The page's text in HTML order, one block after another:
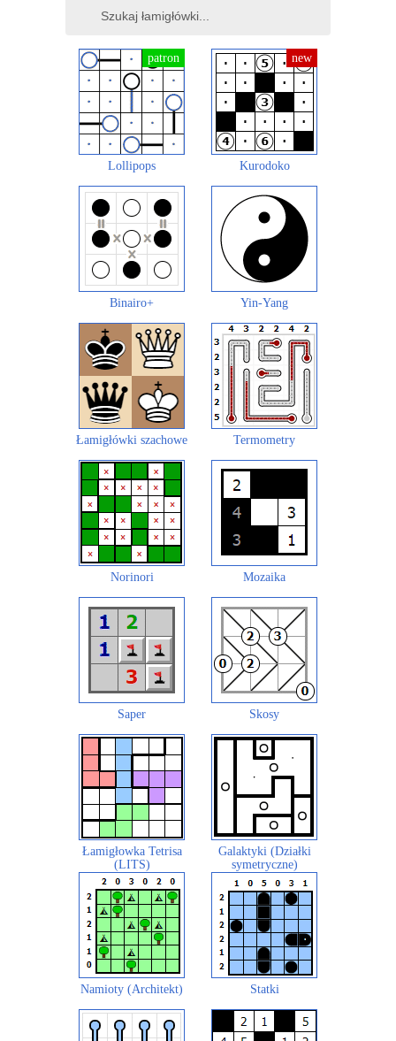
Lollipops Kurodoko
Binairo+ Yin-Yang
Łamigłówki szachowe Termometry
Norinori Mozaika
Saper Skosy
Łamigłowka Tetrisa
(LITS)
Galaktyki (Działki
symetryczne)
Namioty (Architekt) Statki